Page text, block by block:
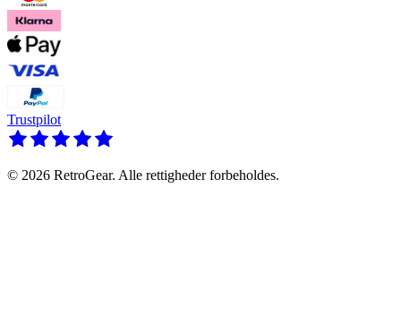
Trustpilot
© 2026 RetroGear. Alle rettigheder forbeholdes.